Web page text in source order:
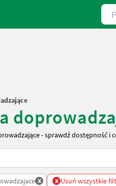
- sprawdź dostępność i
x x Usuń wszystkie